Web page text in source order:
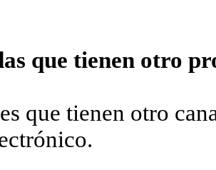
que tienen otro
que tienen otro